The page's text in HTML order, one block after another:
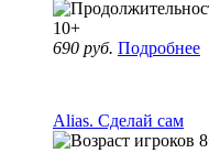
10+
690 руб. Подробнее
Alias. Сделай сам